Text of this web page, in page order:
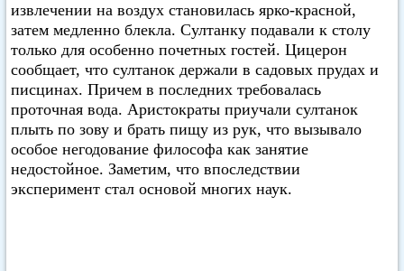
извлечении на воздух становилась ярко-красной,
затем медленно блекла. Султанку подавали к столу
только для особенно почетных гостей. Цицерон
сообщает, что султанок держали в садовых прудах и
писцинах. Причем в последних требовалась
проточная вода. Аристократы приучали султанок
плыть по зову и брать пищу из рук, что вызывало
особое негодование философа как занятие
недостойное. Заметим, что впоследствии
эксперимент стал основой многих наук.